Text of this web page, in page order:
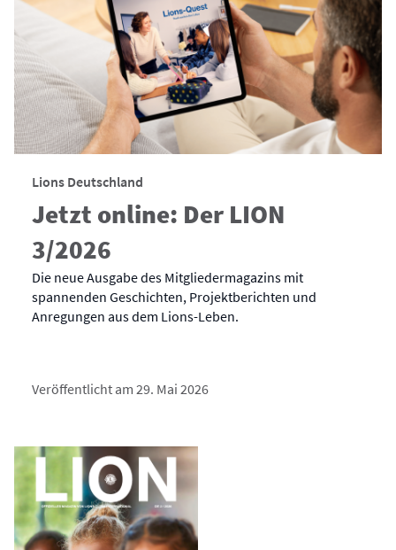
Lions Deutschland
Jetzt online: Der LION
3/2026
Die neue Ausgabe des Mitgliedermagazins mit
spannenden Geschichten, Projektberichten und
Anregungen aus dem Lions-Leben.
Veröffentlicht am 29. Mai 2026